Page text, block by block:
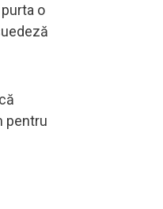
o
pentru